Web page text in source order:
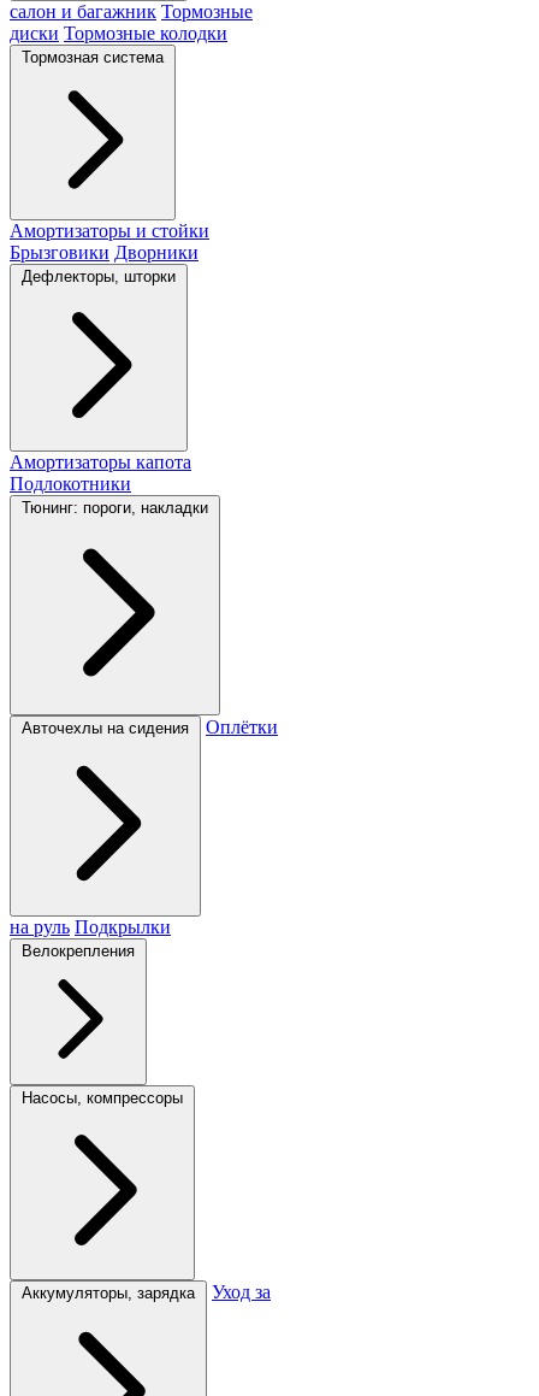
салон и багажник Тормозные
диски Тормозные колодки
Тормозная система
Амортизаторы и стойки
Брызговики Дворники
Дефлекторы, шторки
Амортизаторы капота
Подлокотники
Тюнинг: пороги, накладки
Авточехлы на сидения Оплётки
на руль Подкрылки
Велокрепления
Насосы, компрессоры
Аккумуляторы, зарядка Уход за